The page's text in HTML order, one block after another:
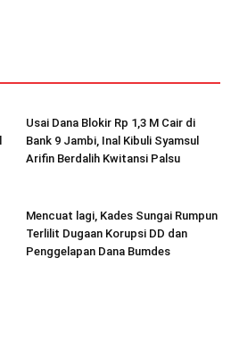
Usai Dana Blokir Rp 1,3 M Cair di
Bank 9 Jambi, Inal Kibuli Syamsul
Arifin Berdalih Kwitansi Palsu
Mencuat lagi, Kades Sungai Rumpun
Terlilit Dugaan Korupsi DD dan
Penggelapan Dana Bumdes